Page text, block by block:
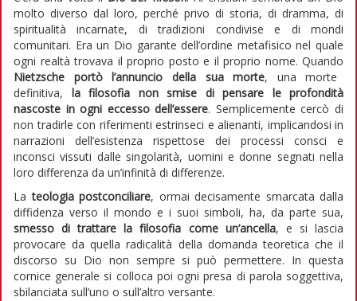
molto diverso dal loro, perché privo di storia, di dramma, di
spiritualità incarnate, di tradizioni condivise e di mondi
comunitari. Era un Dio garante dell’ordine metafisico nel quale
ogni realtà trovava il proprio posto e il proprio nome. Quando
Nietzsche portò l’annuncio della sua morte, una morte
definitiva, la filosofia non smise di pensare le profondità
nascoste in ogni eccesso dell’essere. Semplicemente cercò di
non tradirle con riferimenti estrinseci e alienanti, implicandosi in
narrazioni dell’esistenza rispettose dei processi consci e
inconsci vissuti dalle singolarità, uomini e donne segnati nella
loro differenza da un’infinità di differenze.
Lateologia postconciliare, ormai decisamente smarcata dalla
diffidenza verso il mondo e i suoi simboli, ha, da parte sua,
smesso di trattare la filosofia come un’ancella, e si lascia
provocare da quella radicalità della domanda teoretica che il
discorso su Dio non sempre si può permettere. In questa
cornice generale si colloca poi ogni presa di parola soggettiva,
sbilanciata sull’uno o sull’altro versante.